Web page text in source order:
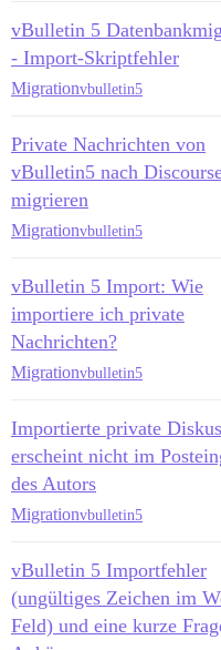
vBulletin 5
- Import-Skriptfehler
Migrationvbulletin5
Private Nachrichten von
vBulletin5 nach
migrieren
Migrationvbulletin5
vBulletin 5 Import: Wie
importiere ich private
Nachrichten?
Migrationvbulletin5
Importierte private
erscheint nicht im
des Autors
Migrationvbulletin5
vBulletin 5 Importfehler
(ungültiges Zeichen im
Feld) und eine kurze